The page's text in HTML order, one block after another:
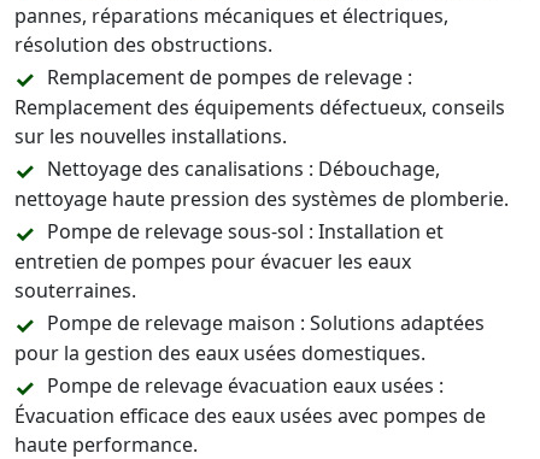
pannes, réparations mécaniques et électriques,
résolution des obstructions.
Remplacement de pompes de relevage :
Remplacement des équipements défectueux, conseils
sur les nouvelles installations.
Nettoyage des canalisations : Débouchage,
nettoyage haute pression des systèmes de plomberie.
Pompe de relevage sous-sol : Installation et
entretien de pompes pour évacuer les eaux
souterraines.
Pompe de relevage maison : Solutions adaptées
pour la gestion des eaux usées domestiques.
Pompe de relevage évacuation eaux usées :
Évacuation efficace des eaux usées avec pompes de
haute performance.